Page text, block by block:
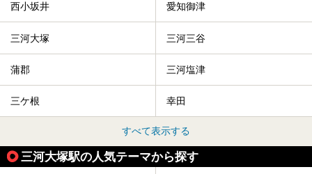
西小坂井 愛知御津
三河大塚 三河三谷
蒲郡 三河塩津
三ケ根 幸田
すべて表示する
三河大塚駅の人気テーマから探す